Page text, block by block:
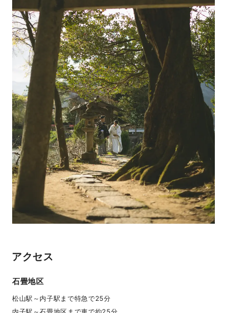
アクセス
石畳地区
松山駅～内子駅まで特急で25分